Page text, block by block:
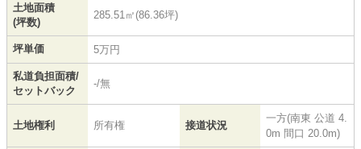
土地面積
(坪数)
285.51㎡(86.36坪)
坪単価 5万円
私道負担面積/
セットバック
-/無
土地権利 所有権 接道状況
一方(南東 公道 4.
0m 間口 20.0m)